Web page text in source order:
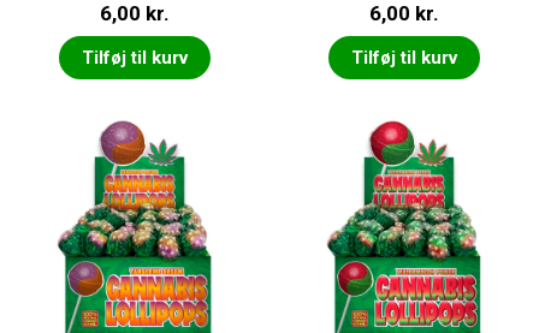
ur
et
d
af
5
6,00 kr.
Tilføj til kurv
5.00ud af 5
6,00 kr.
Tilføj til kurv